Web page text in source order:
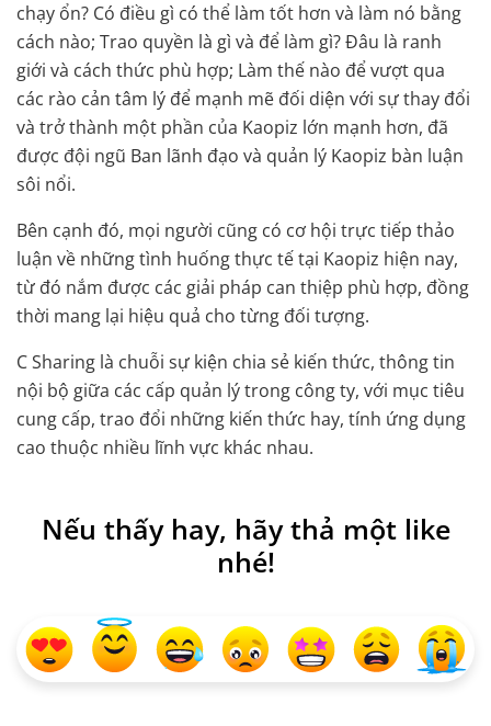
chạy ổn? Có điều gì có thể làm tốt hơn và làm nó bằng
cách nào; Trao quyền là gì và để làm gì? Đâu là ranh
giới và cách thức phù hợp; Làm thế nào để vượt qua
các rào cản tâm lý để mạnh mẽ đối diện với sự thay đổi
và trở thành một phần của Kaopiz lớn mạnh hơn, đã
được đội ngũ Ban lãnh đạo và quản lý Kaopiz bàn luận
sôi nổi.
Bên cạnh đó, mọi người cũng có cơ hội trực tiếp thảo
luận về những tình huống thực tế tại Kaopiz hiện nay,
từ đó nắm được các giải pháp can thiệp phù hợp, đồng
thời mang lại hiệu quả cho từng đối tượng.
C Sharing là chuỗi sự kiện chia sẻ kiến thức, thông tin
nội bộ giữa các cấp quản lý trong công ty, với mục tiêu
cung cấp, trao đổi những kiến thức hay, tính ứng dụng
cao thuộc nhiều lĩnh vực khác nhau.
Nếu thấy hay, hãy thả một like
nhé!